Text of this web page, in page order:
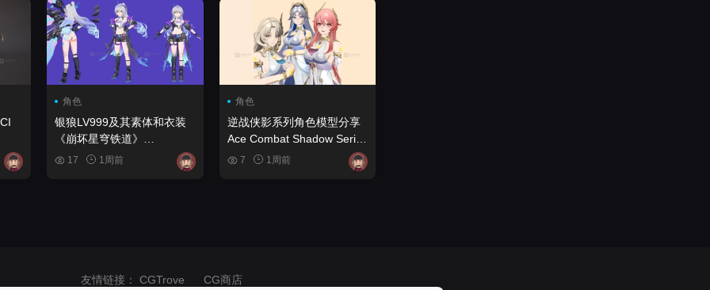
角色
银狼LV999及其素体和衣装
《崩坏星穹铁道》
HairyHarzo
17 1周前
角色
逆战侠影系列角色模型分享
Ace Combat Shadow Series
Character Model Sharing
7 1周前
友情链接： CGTrove CG商店